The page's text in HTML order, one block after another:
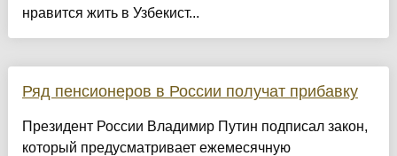
нравится жить в Узбекист...
Ряд пенсионеров в России получат прибавку
Президент России Владимир Путин подписал закон,
который предусматривает ежемесячную